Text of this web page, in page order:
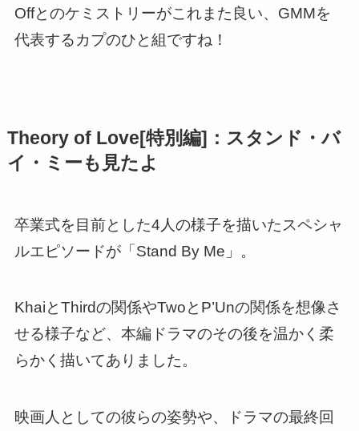
Offとのケミストリーがこれまた良い、GMMを
代表するカプのひと組ですね！
Theory of Love[特別編]：スタンド・バ
イ・ミーも見たよ
卒業式を目前とした4人の様子を描いたスペシャ
ルエピソードが「Stand By Me」。
KhaiとThirdの関係やTwoとP’Unの関係を想像さ
せる様子など、 本編ドラマのその後を温かく柔
らかく描いてありました。
映画人としての彼らの姿勢や、ドラマの最終回